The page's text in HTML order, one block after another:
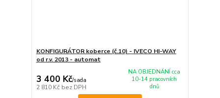
KONFIGURÁTOR koberce (č.10) - IVECO HI-WAY
od r.v. 2013 - automat
3 400 Kč/sada
2 810 Kč bez DPH
NA OBJEDNÁNÍ cca
10-14 pracovních
dnů